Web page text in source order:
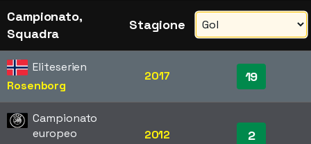
Campionato,
Squadra
Stagione
Eliteserien
Rosenborg
2017 19
Campionato
europeo
2012 2